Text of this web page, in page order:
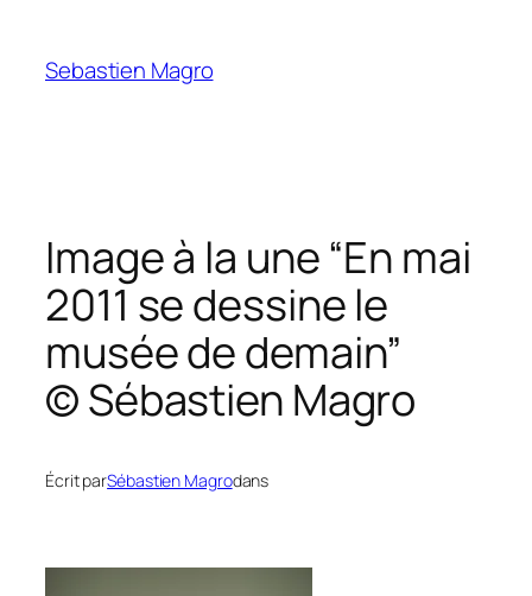
content
Sebastien Magro
Image à la une “En mai
2011 se dessine le
musée de demain”
© Sébastien Magro
Écrit parSébastien Magrodans